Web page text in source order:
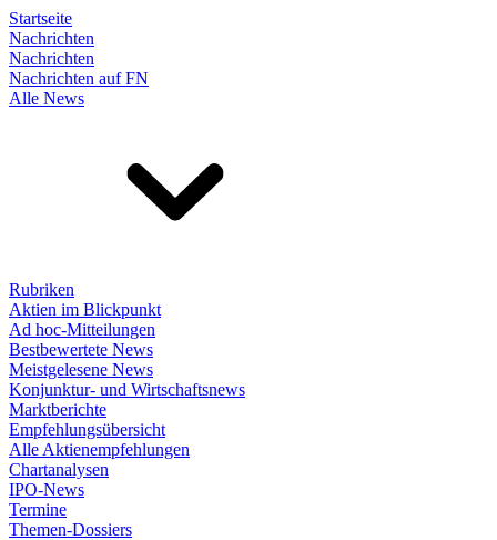
Startseite
Nachrichten
Nachrichten
Nachrichten auf FN
Alle News
Rubriken
Aktien im Blickpunkt
Ad hoc-Mitteilungen
Bestbewertete News
Meistgelesene News
Konjunktur- und Wirtschaftsnews
Marktberichte
Empfehlungsübersicht
Alle Aktienempfehlungen
Chartanalysen
IPO-News
Termine
Themen-Dossiers